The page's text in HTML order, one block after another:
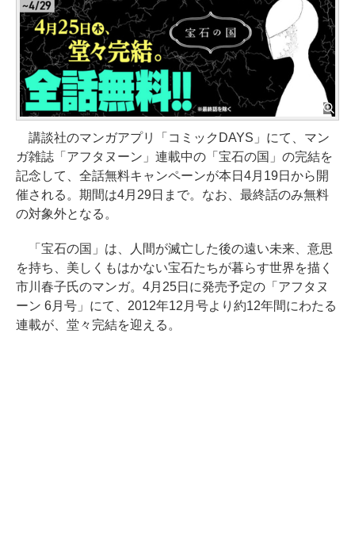
講談社のマンガアプリ「コミックDAYS」にて、マン
ガ雑誌「アフタヌーン」連載中の「宝石の国」の完結を
記念して、全話無料キャンペーンが本日4月19日から開
催される。期間は4月29日まで。なお、最終話のみ無料
の対象外となる。
「宝石の国」は、人間が滅亡した後の遠い未来、意思
を持ち、美しくもはかない宝石たちが暮らす世界を描く
市川春子氏のマンガ。4月25日に発売予定の「アフタヌ
ーン 6月号」にて、2012年12月号より約12年間にわたる
連載が、堂々完結を迎える。